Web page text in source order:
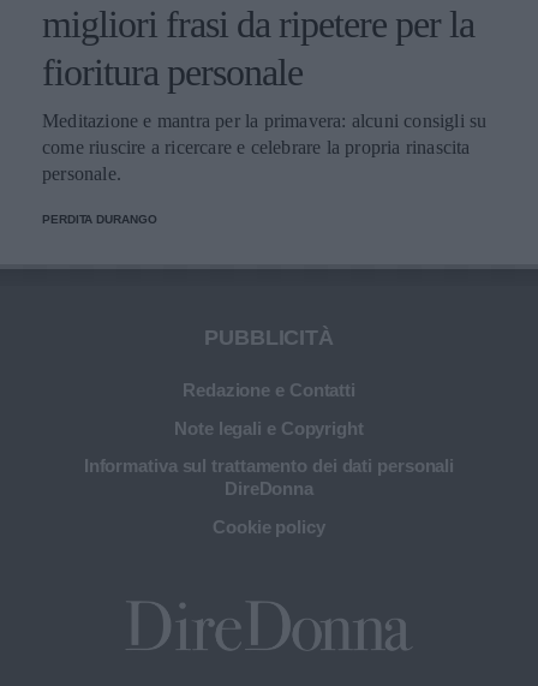
migliori frasi da ripetere per la
fioritura personale
Meditazione e mantra per la primavera: alcuni consigli su
come riuscire a ricercare e celebrare la propria rinascita
personale.
PERDITA DURANGO
PUBBLICITÀ
Redazione e Contatti
Note legali e Copyright
Informativa sul trattamento dei dati personali
DireDonna
Cookie policy